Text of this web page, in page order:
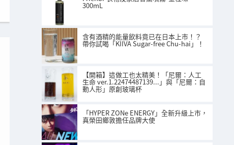
300mL
含有酒精的能量飲料竟已在日本上市！？
帶你試喝「KIIVA Sugar-free Chu-hai」！
【開箱】這做工也太精美！「尼爾：人工
生命 ver.1.22474487139...」與「尼爾：自
動人形」原創玻璃杯
「HYPER ZONe ENERGY」全新升級上市，
真榮田鄉敦擔任品牌大使